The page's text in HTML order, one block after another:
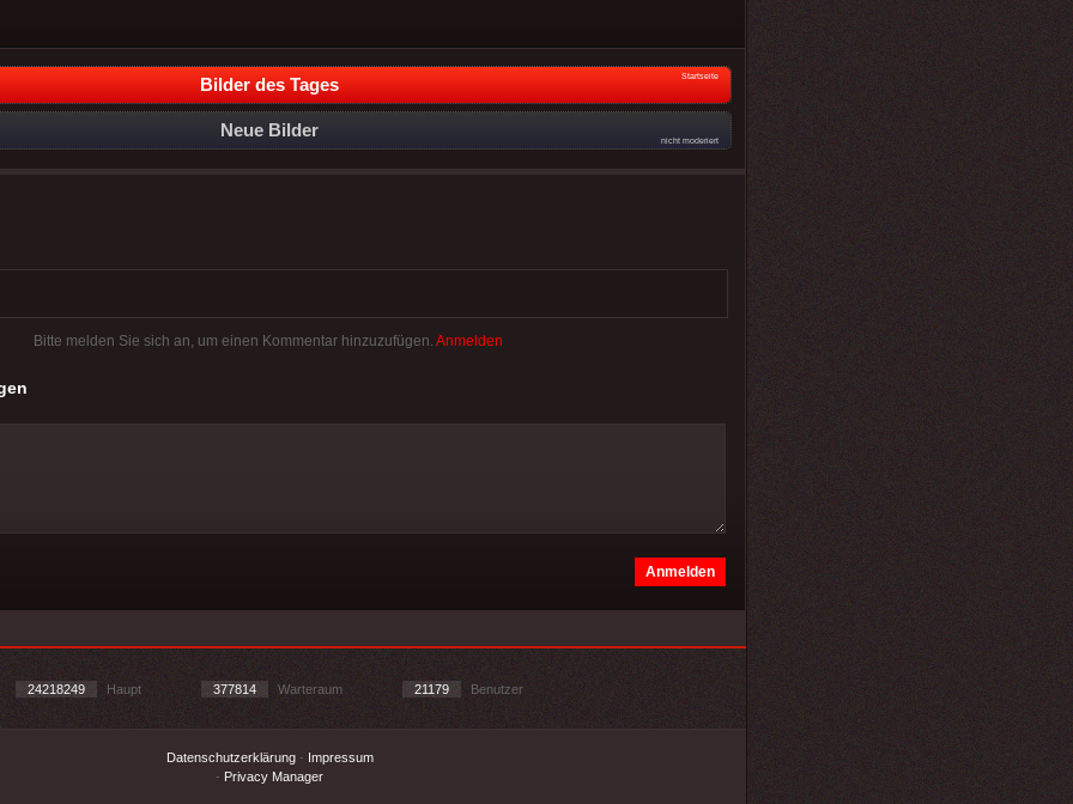
Bilder des Tages Startseite
Neue Bilder
nicht moderiert
Bitte melden Sie sich an, um einen Kommentar hinzuzufügen. Anmelden
24218249 Haupt 377814 Warteraum 21179 Benutzer
Datenschutzerklärung- Impressum
- Privacy Manager